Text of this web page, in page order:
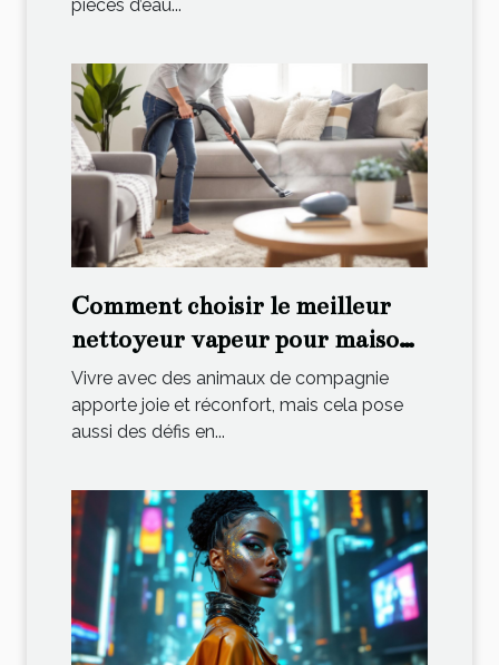
pièces d’eau...
Comment choisir le meilleur
nettoyeur vapeur pour maisons
avec animaux ?
Vivre avec des animaux de compagnie
apporte joie et réconfort, mais cela pose
aussi des défis en...